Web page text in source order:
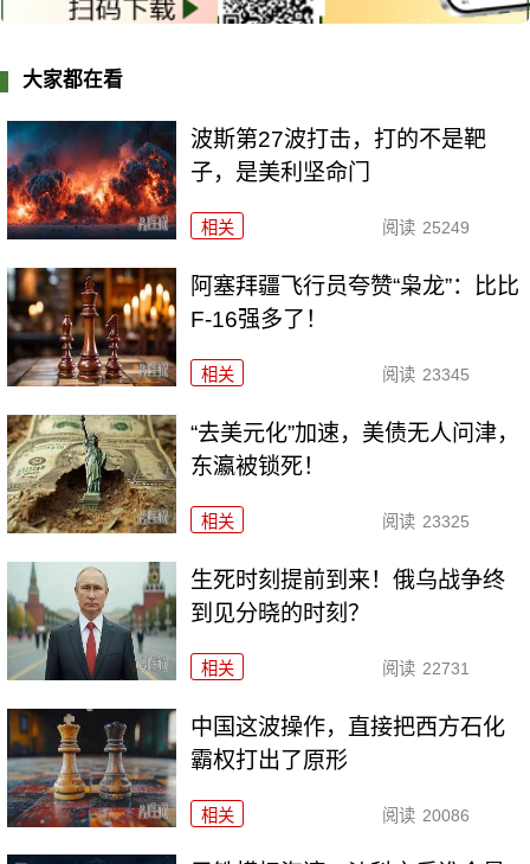
大家都在看
波斯第27波打击，打的不是靶
子，是美利坚命门
相关 阅读 25249
阿塞拜疆飞行员夸赞“枭龙”：比比
F-16强多了！
相关 阅读 23345
“去美元化”加速，美债无人问津，
东瀛被锁死！
相关 阅读 23325
生死时刻提前到来！俄乌战争终
到见分晓的时刻？
相关 阅读 22731
中国这波操作，直接把西方石化
霸权打出了原形
相关 阅读 20086